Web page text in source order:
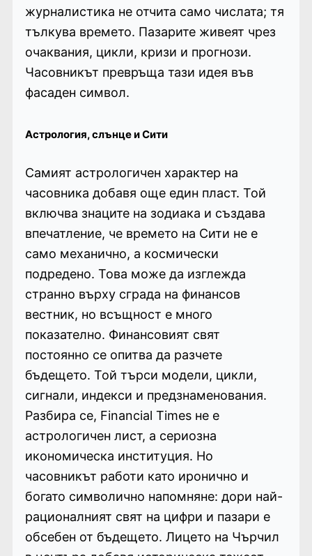
журналистика не отчита само числата; тя
тълкува времето. Пазарите живеят чрез
очаквания, цикли, кризи и прогнози.
Часовникът превръща тази идея във
фасаден символ.
Астрология, слънце и Сити
Самият астрологичен характер на
часовника добавя още един пласт. Той
включва знаците на зодиака и създава
впечатление, че времето на Сити не е
само механично, а космически
подредено. Това може да изглежда
странно върху сграда на финансов
вестник, но всъщност е много
показателно. Финансовият свят
постоянно се опитва да разчете
бъдещето. Той търси модели, цикли,
сигнали, индекси и предзнаменования.
Разбира се, Financial Times не е
астрологичен лист, а сериозна
икономическа институция. Но
часовникът работи като иронично и
богато символично напомняне: дори най-
рационалният свят на цифри и пазари е
обсебен от бъдещето. Лицето на Чърчил